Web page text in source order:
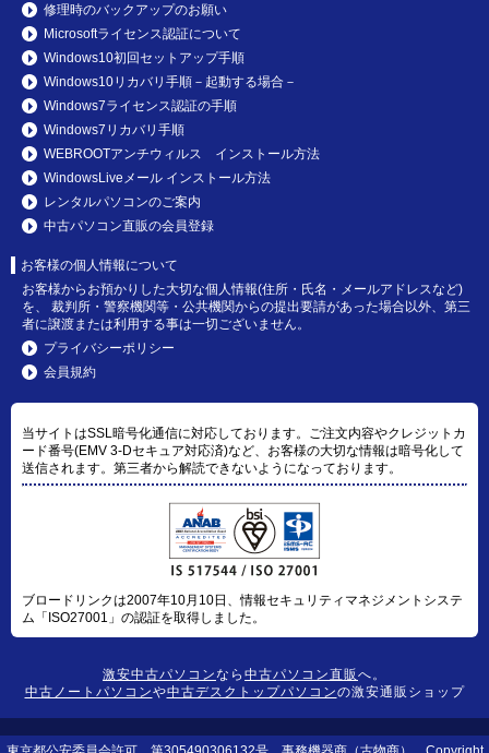
修理時のバックアップのお願い
Microsoftライセンス認証について
Windows10初回セットアップ手順
Windows10リカバリ手順－起動する場合－
Windows7ライセンス認証の手順
Windows7リカバリ手順
WEBROOTアンチウィルス インストール方法
WindowsLiveメール インストール方法
レンタルパソコンのご案内
中古パソコン直販の会員登録
お客様の個人情報について
お客様からお預かりした大切な個人情報(住所・氏名・メールアドレスなど)
を、 裁判所・警察機関等・公共機関からの提出要請があった場合以外、第三
者に譲渡または利用する事は一切ございません。
プライバシーポリシー
会員規約
当サイトはSSL暗号化通信に対応しております。ご注文内容やクレジットカ
ード番号(EMV 3-Dセキュア対応済)など、お客様の大切な情報は暗号化して
送信されます。第三者から解読できないようになっております。
ブロードリンクは2007年10月10日、情報セキュリティマネジメントシステ
ム「ISO27001」の認証を取得しました。
激安中古パソコンなら 中古パソコン直販へ。
中古ノートパソコンや中古デスクトップパソコンの激安通販ショップ